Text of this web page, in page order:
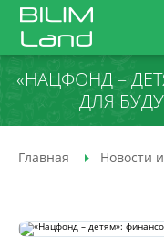
«НАЦФОНД –
ДЛЯ
Главная Новости